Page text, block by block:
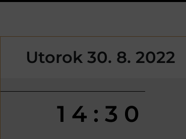
Utorok 30. 8. 2022
14:30